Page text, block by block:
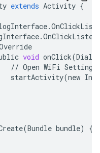
extends Activity {
.
.
void onClick(
// Open WiFi Settings
startActivity(new
(Bundle bundle)
{